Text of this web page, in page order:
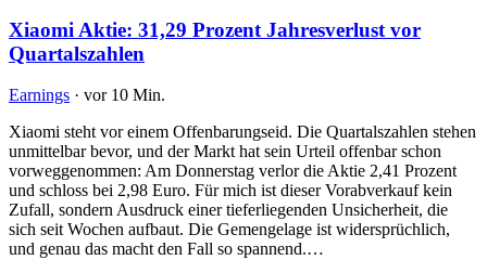
Xiaomi Aktie: 31,29 Prozent Jahresverlust vor
Quartalszahlen
Earnings · vor 10 Min.
Xiaomi steht vor einem Offenbarungseid. Die Quartalszahlen stehen
unmittelbar bevor, und der Markt hat sein Urteil offenbar schon
vorweggenommen: Am Donnerstag verlor die Aktie 2,41 Prozent
und schloss bei 2,98 Euro. Für mich ist dieser Vorabverkauf kein
Zufall, sondern Ausdruck einer tieferliegenden Unsicherheit, die
sich seit Wochen aufbaut. Die Gemengelage ist widersprüchlich,
und genau das macht den Fall so spannend.…